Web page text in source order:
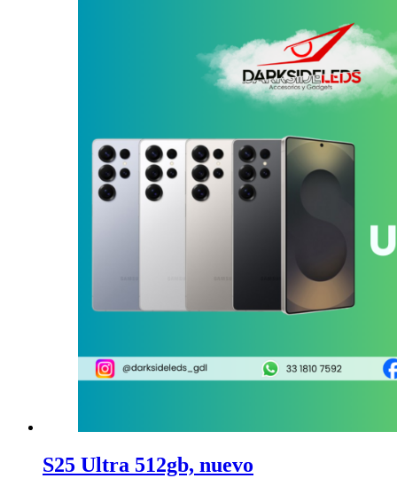
S25 Ultra 512gb, nuevo